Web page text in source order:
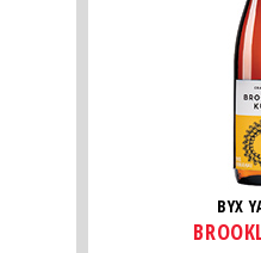
BYX